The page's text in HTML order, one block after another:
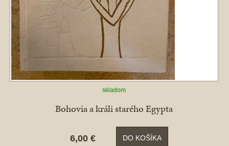
skladom
Bohovia a králi starého Egypta
6,00 € DO KOŠÍKA